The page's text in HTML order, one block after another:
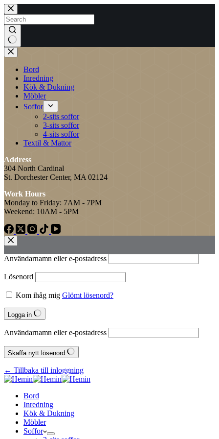
Skip
to
content
No
results
Bord
Inredning
Kök & Dukning
Möbler
Soffor
2-sits soffor
3-sits soffor
4-sits soffor
Textil & Mattor
Address
304 North Cardinal
St. Dorchester Center, MA 02124
Work Hours
Monday to Friday: 7AM - 7PM
Weekend: 10AM - 5PM
Användarnamn eller e‑postadress
Lösenord
Kom ihåg mig Glömt lösenord?
Logga in
Användarnamn eller e‑postadress
Skaffa nytt lösenord
← Tillbaka till inloggning
Bord
Inredning
Kök & Dukning
Möbler
Soffor